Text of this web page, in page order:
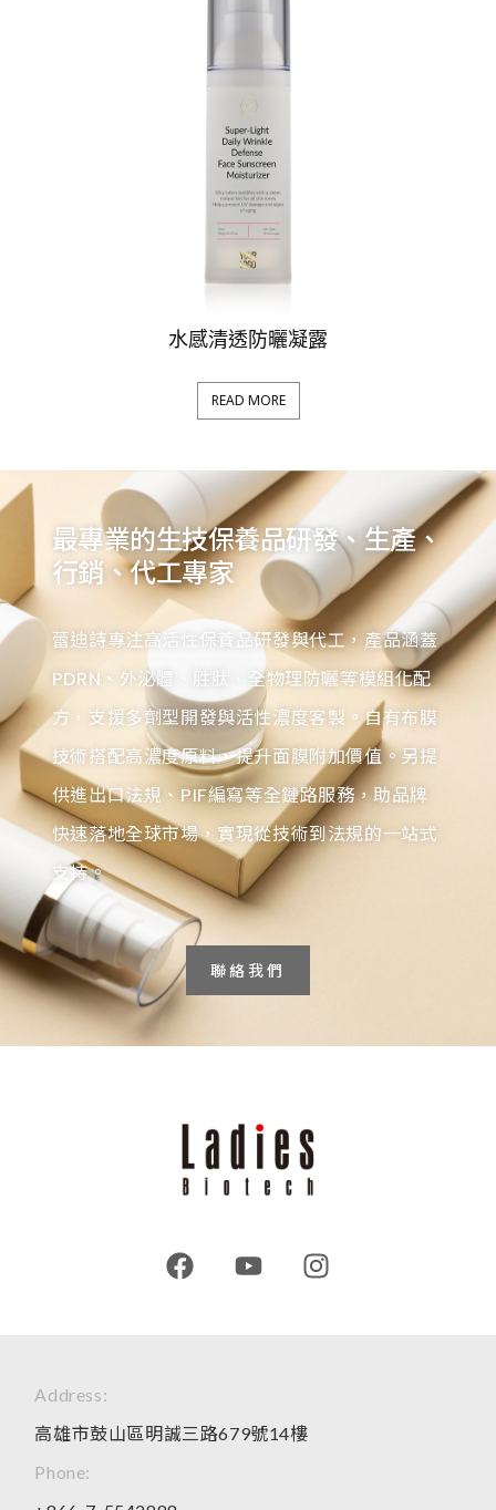
水感清透防曬凝露
READ MORE
最專業的生技保養品研發、生產、
行銷、代工專家
蕾迪詩專注高活性保養品研發與代工，產品涵蓋
PDRN、外泌體、胜肽、全物理防曬等模組化配
方，支援多劑型開發與活性濃度客製。自有布膜
技術搭配高濃度原料，提升面膜附加價值。另提
供進出口法規、PIF編寫等全鏈路服務，助品牌
快速落地全球市場，實現從技術到法規的一站式
支持。
聯絡我們
Address:
高雄市鼓山區明誠三路679號14樓
Phone: